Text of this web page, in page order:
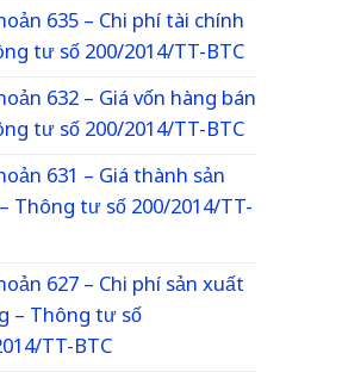
635 – Chi phí tài chính
tư số 200/2014/TT-BTC
632 – Giá vốn hàng bán
tư số 200/2014/TT-BTC
631 – Giá thành sản
Thông tư số 200/2014/TT-
627 – Chi phí sản xuất
– Thông tư số
TT-BTC